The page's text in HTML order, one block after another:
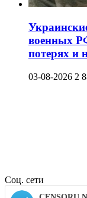
военных
потерях и
03-08-2026 2
Соц. сети